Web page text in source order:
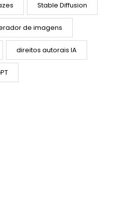
Stable Diffusion
de imagens
direitos autorais IA